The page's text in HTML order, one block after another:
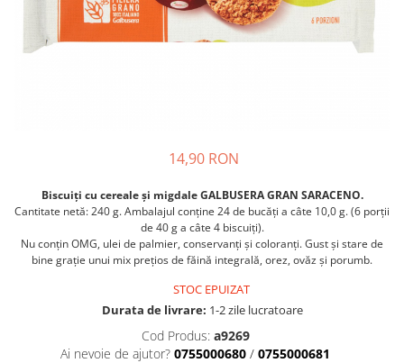
Fructe si legume din Italia
Sosuri Italiene
Mezeluri italiene
Dulciuri italiene
Biscuiti italieni
Prajituri, napolitane, cornuri
Bomboane italiene
Snacksuri italiene
Hartie igienica
Solutii curatat suprafete baie
Solutii anticalcar
Detergenti pardoseli
Solutii anti insecte
Geluri de dus pentru Barbati si
Femei din Italia
Spumant de baie
Pasta de dinti
Periute de Dinti
Igiena intima
14,90 RON
Biscuiți cu cereale și migdale GALBUSERA GRAN SARACENO.
Cantitate netă: 240 g. Ambalajul conține 24 de bucăți a câte 10,0 g. (6 porții
de 40 g a câte 4 biscuiți).
Nu conțin OMG, ulei de palmier, conservanți și coloranți. Gust și stare de
bine grație unui mix prețios de făină integrală, orez, ovăz și porumb.
STOC EPUIZAT
Durata de livrare: 1-2 zile lucratoare
Cod Produs: a9269
Ai nevoie de ajutor? 0755000680 / 0755000681